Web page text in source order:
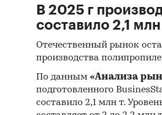
В 2025 г
составило 2,1 млн
Отечественный рынок
производства
По данным «Анализа
подготовленного
составило 2,1 млн т.